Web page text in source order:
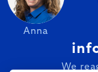
Anna
We